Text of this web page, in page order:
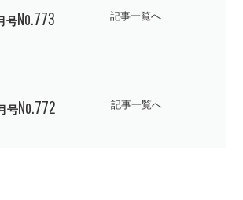
メディア展
No.773
記事一覧へ
メディア展
No.772
記事一覧へ